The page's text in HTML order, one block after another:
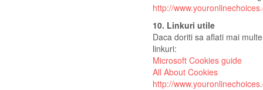
http://
10. Linkuri utile
Daca doriti sa aflati mai
linkuri:
Microsoft Cookies guide
All About Cookies
http://